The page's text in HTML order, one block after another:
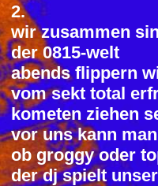
2.
wir zusammen
der 0815-welt
abends flippern
vom sekt total
kometen ziehen
vor uns kann
ob groggy oder
der dj spielt